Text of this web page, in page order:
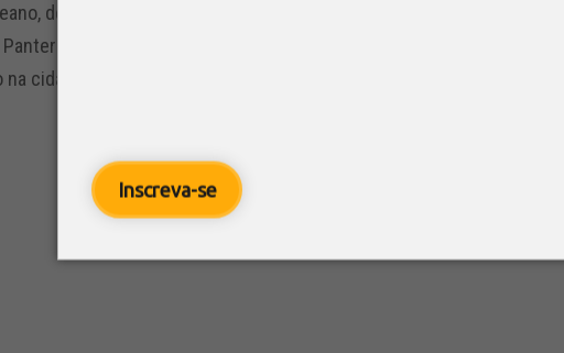
Inscreva-se
descendo a serra.
do CGE (Centro de Gerenciamento de Emergência), da
cidade deve ser chuvoso, mas não acima da média.